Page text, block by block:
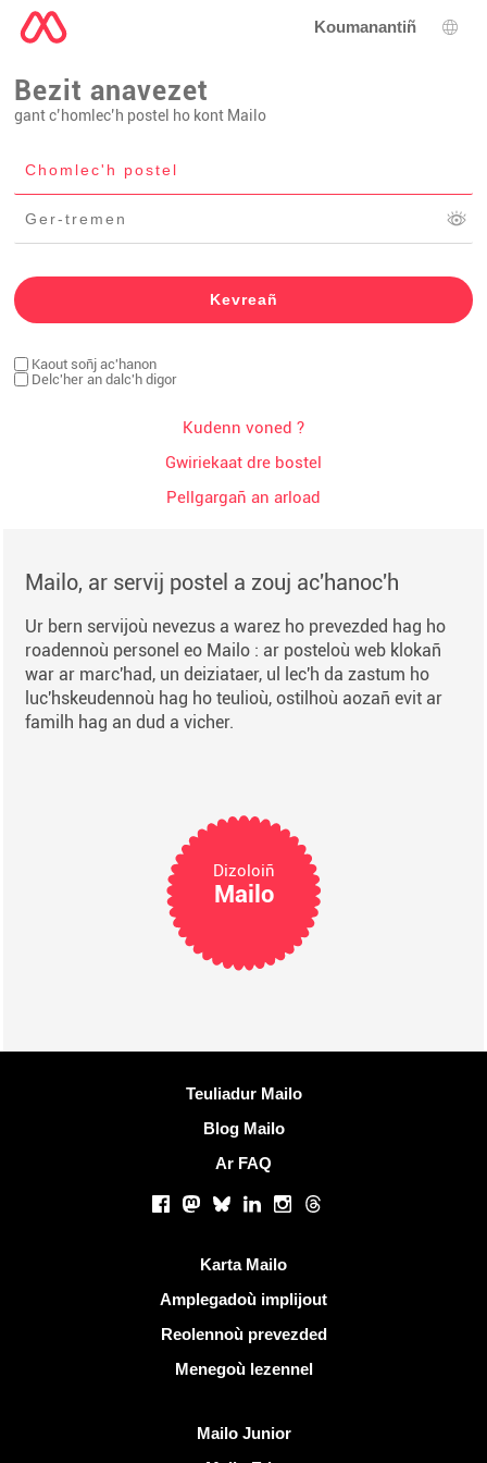
Koumanantiñ
Bezit anavezet
gant c’homlec’h postel ho kont Mailo
Kaout soñj ac'hanon
Delc'her an dalc'h digor
Kudenn voned ?
Gwiriekaat dre bostel
Pellgargañ an arload
Mailo, ar servij postel a zouj ac'hanoc'h
Ur bern servijoù nevezus a warez ho prevezded hag ho
roadennoù personel eo Mailo : ar posteloù web klokañ
war ar marc'had, un deiziataer, ul lec'h da zastum ho
luc'hskeudennoù hag ho teulioù, ostilhoù aozañ evit ar
familh hag an dud a vicher.
Dizoloiñ
Mailo
Teuliadur Mailo
Blog Mailo
Ar FAQ
Rouedadoù sokial |
Facebook
Mastodon
BlueskyLinkedInInstagram
Threads
Karta Mailo
Amplegadoù implijout
Reolennoù prevezded
Menegoù lezennel
Mailo Junior